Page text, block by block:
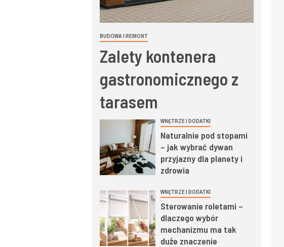
BUDOWA I REMONT
Zalety kontenera
gastronomicznego z
tarasem
WNĘTRZE I DODATKI
Naturalnie pod stopami
– jak wybrać dywan
przyjazny dla planety i
zdrowia
WNĘTRZE I DODATKI
Sterowanie roletami –
dlaczego wybór
mechanizmu ma tak
duże znaczenie